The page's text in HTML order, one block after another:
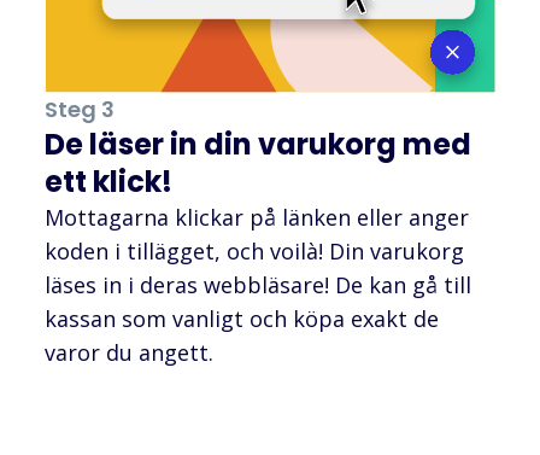
Steg 3
De läser in din varukorg med
ett klick!
Mottagarna klickar på länken eller anger
koden i tillägget, och voilà! Din varukorg
läses in i deras webbläsare! De kan gå till
kassan som vanligt och köpa exakt de
varor du angett.